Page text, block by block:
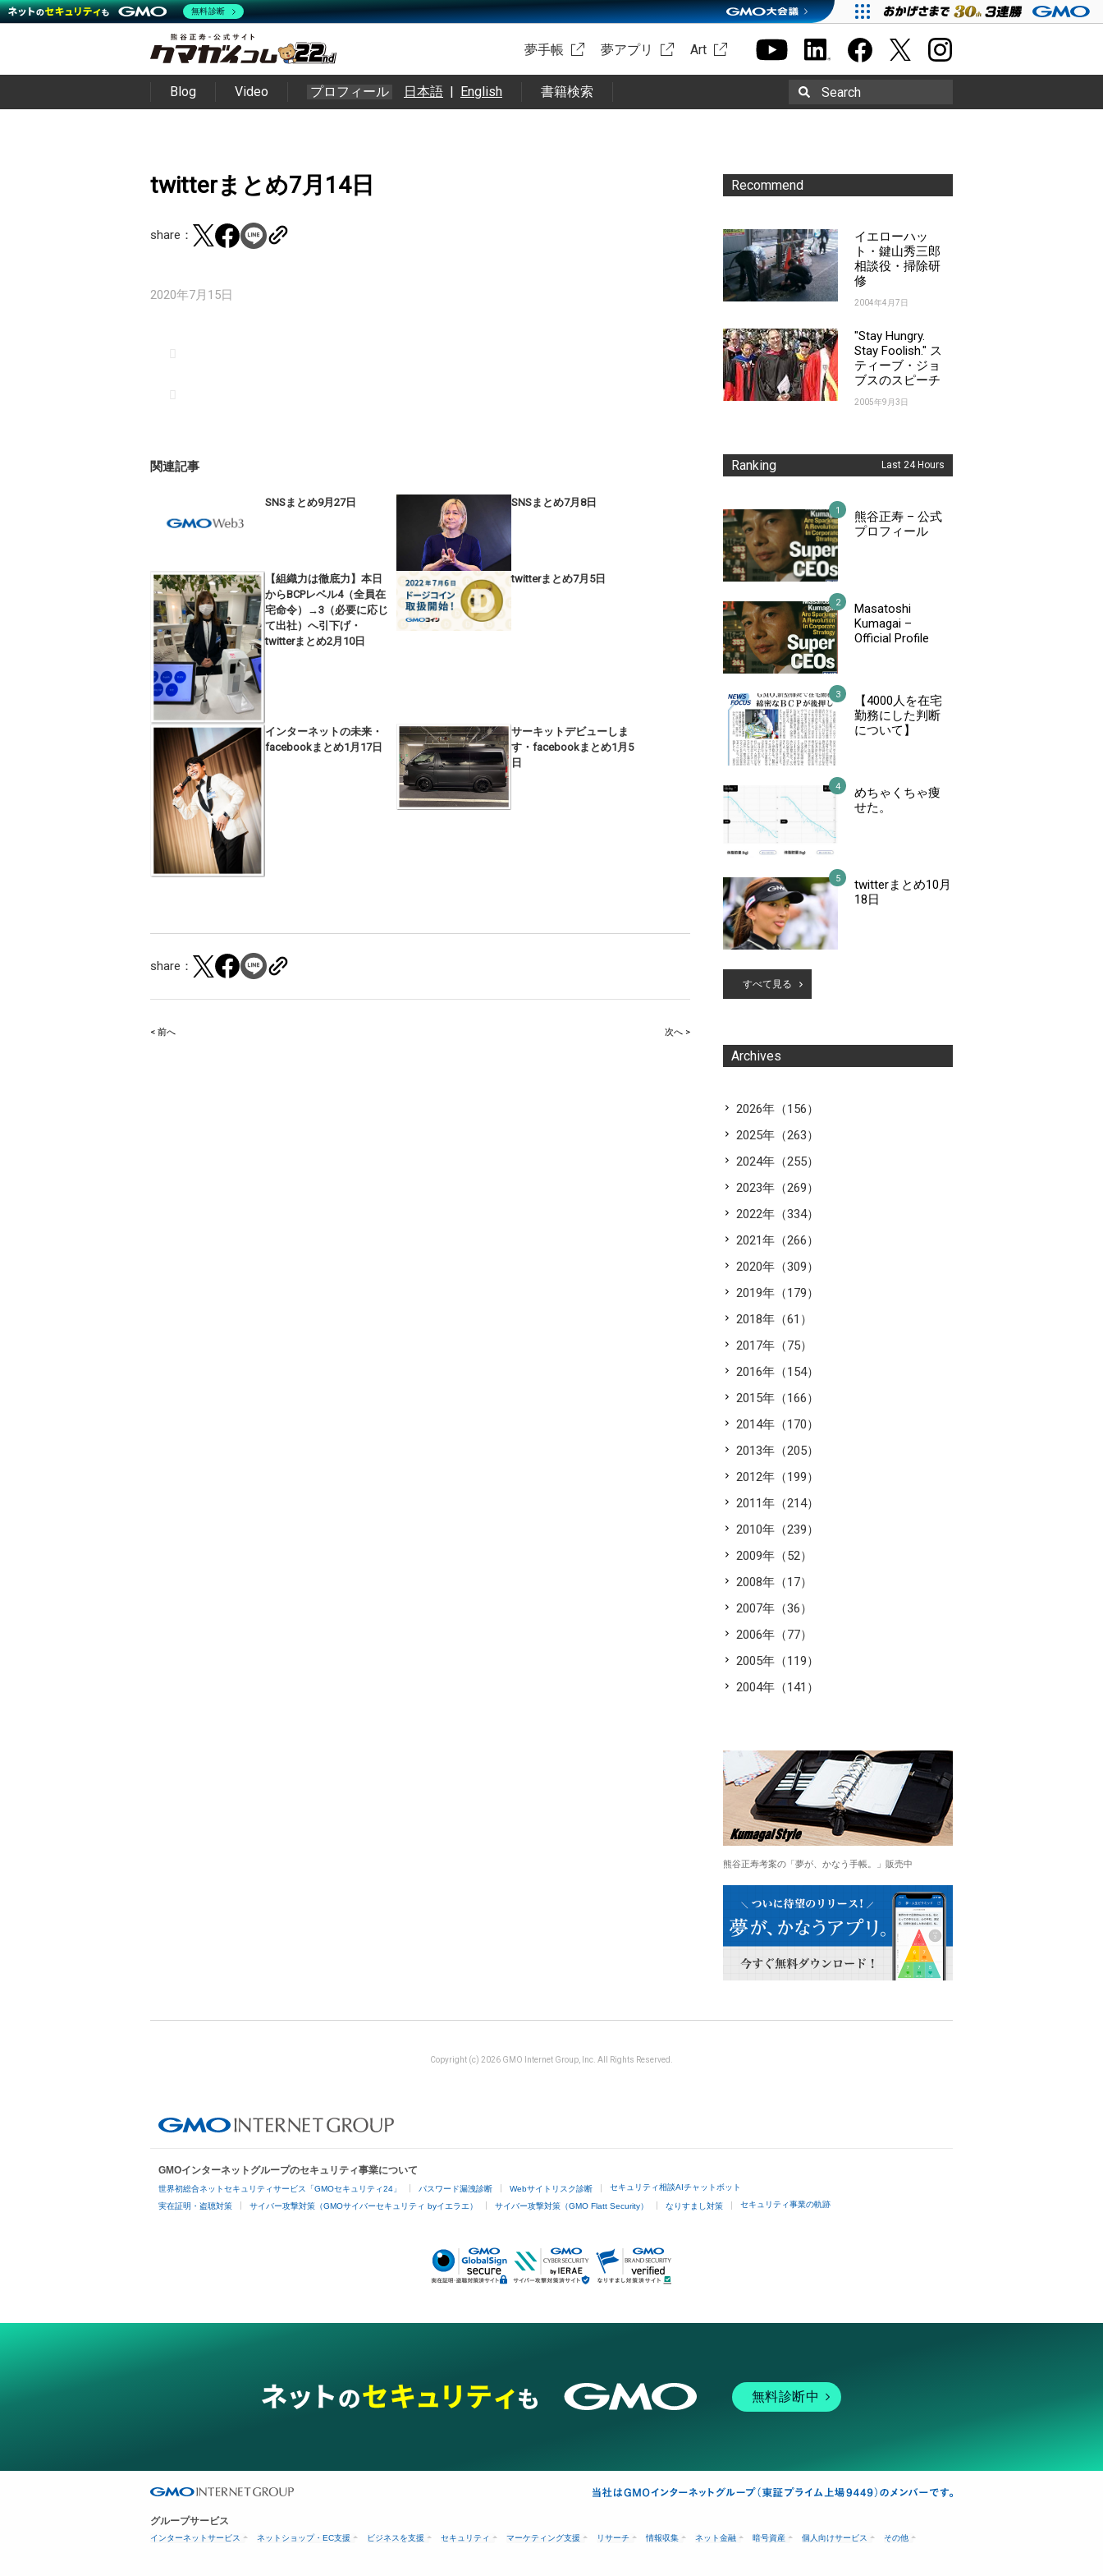
夢手帳 夢アプリ Art
Blog Video プロフィール 日本語 | English 書籍検索 Search
twitterまとめ7月14日
share：
2020年7月15日
関連記事
SNSまとめ9月27日 SNSまとめ7月8日
【組織力は徹底力】本日
からBCPレベル4（全員在
宅命令）→3（必要に応じ
て出社）へ引下げ・
twitterまとめ2月10日
twitterまとめ7月5日
インターネットの未来・
facebookまとめ1月17日
サーキットデビューしま
す・facebookまとめ1月5
日
share：
Post
< 前へ 次へ >
Recommend
イエローハッ
ト・鍵山秀三郎
相談役・掃除研
修
2004年4月7日
"Stay Hungry.
Stay Foolish." ス
ティーブ・ジョ
ブスのスピーチ
2005年9月3日
Ranking Last 24 Hours
熊谷正寿 – 公式
プロフィール
Masatoshi
Kumagai –
Official Profile
【4000人を在宅
勤務にした判断
について】
めちゃくちゃ痩
せた。
twitterまとめ10月
18日
すべて見る
Archives
2026年（156）
2025年（263）
2024年（255）
2023年（269）
2022年（334）
2021年（266）
2020年（309）
2019年（179）
2018年（61）
2017年（75）
2016年（154）
2015年（166）
2014年（170）
2013年（205）
2012年（199）
2011年（214）
2010年（239）
2009年（52）
2008年（17）
2007年（36）
2006年（77）
2005年（119）
2004年（141）
熊谷正寿考案の「夢が、かなう手帳。」販売中
Copyright (c) 2026 GMO Internet Group, Inc. All Rights Reserved.
GMOインターネットグループのセキュリティ事業について
世界初総合ネットセキュリティサービス「GMOセキュリティ24」 パスワード漏洩診断 Webサイトリスク診断 セキュリティ相談AIチャットボット
実在証明・盗聴対策 サイバー攻撃対策（GMOサイバーセキュリティ byイエラエ） サイバー攻撃対策（GMO Flatt Security） なりすまし対策 セキュリティ事業の軌跡
無料診断中
グループサービス
インターネットサービス ネットショップ・EC支援 ビジネスを支援 セキュリティ マーケティング支援 リサーチ 情報収集 ネット金融 暗号資産 個人向けサービス その他
無料診断